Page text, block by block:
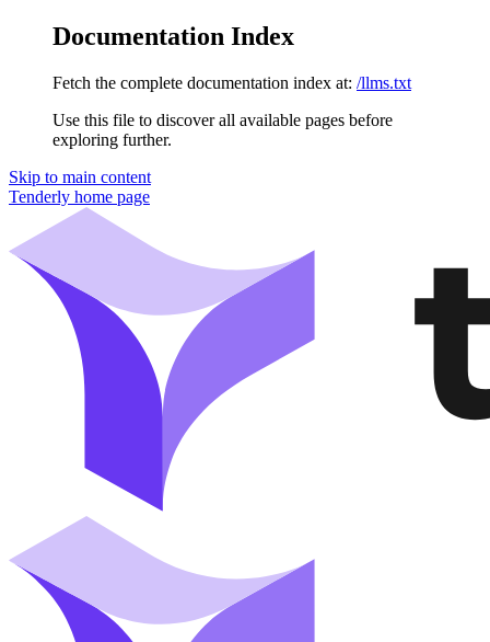
Documentation Index
Fetch the complete documentation index at: /llms.txt
Use this file to discover all available pages before
exploring further.
Skip to main content
Tenderly home page